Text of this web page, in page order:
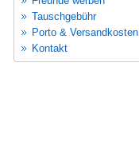
Tauschgebühr
Porto & Versandkosten
Kontakt